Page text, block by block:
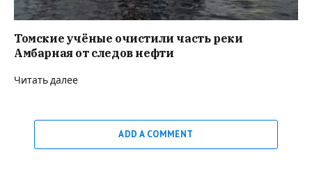
Томские учёные очистили часть реки
Амбарная от следов нефти
Читать далее
ADD A COMMENT